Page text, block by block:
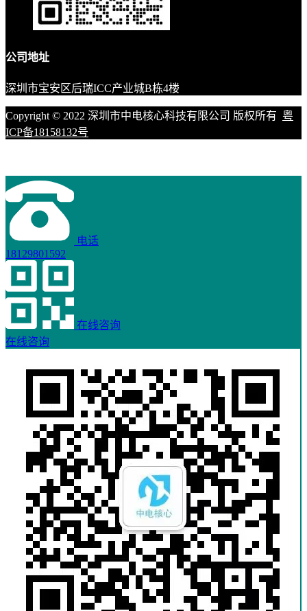
公司地址
深圳市宝安区后瑞ICC产业城B栋4楼
Copyright © 2022 深圳市中电核心科技有限公司 版权所有 粤
ICP备18158132号
电话
18129801592
在线咨询
在线咨询